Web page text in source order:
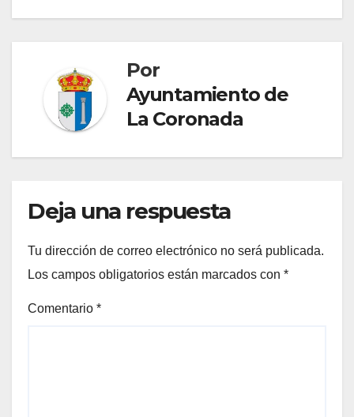
Por
Ayuntamiento de
La Coronada
Deja una respuesta
Tu dirección de correo electrónico no será publicada.
Los campos obligatorios están marcados con *
Comentario *